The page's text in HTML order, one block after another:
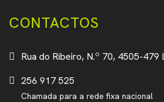
CONTACTOS
Rua do Ribeiro, N.º 70, 4505-479
256 917 525
Chamada para a rede fixa nacional